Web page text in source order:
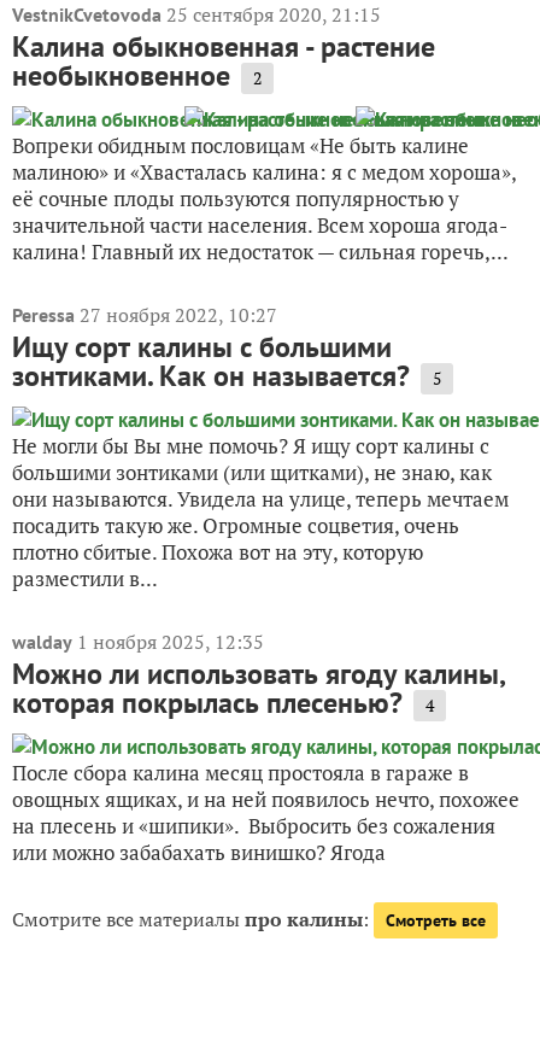
VestnikCvetovoda 25 сентября 2020, 21:15
Калина обыкновенная - растение
необыкновенное 2
Вопреки обидным пословицам «Не быть калине
малиною» и «Хвасталась калина: я с медом хороша»,
её сочные плоды пользуются популярностью у
значительной части населения. Всем хороша ягода-
калина! Главный их недостаток — сильная горечь,...
Peressa 27 ноября 2022, 10:27
Ищу сорт калины с большими
зонтиками. Как он называется? 5
Не могли бы Вы мне помочь? Я ищу сорт калины с
большими зонтиками (или щитками), не знаю, как
они называются. Увидела на улице, теперь мечтаем
посадить такую же. Огромные соцветия, очень
плотно сбитые. Похожа вот на эту, которую
разместили в...
walday 1 ноября 2025, 12:35
Можно ли использовать ягоду калины,
которая покрылась плесенью? 4
После сбора калина месяц простояла в гараже в
овощных ящиках, и на ней появилось нечто, похожее
на плесень и «шипики». Выбросить без сожаления
или можно забабахать винишко? Ягода
Смотрите все материалыпро калины: Смотреть все